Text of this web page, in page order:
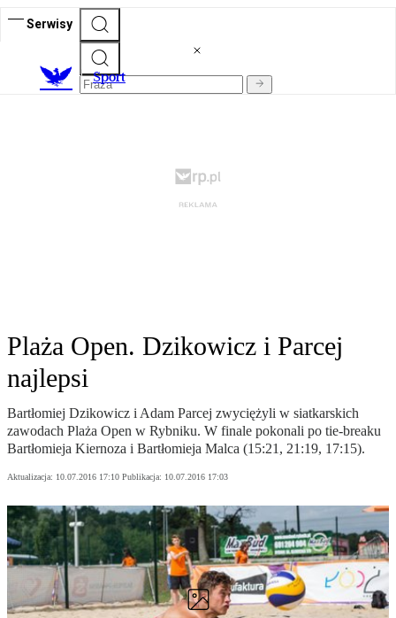
Serwisy
Sport
Plaża Open. Dzikowicz i Parcej
najlepsi
Bartłomiej Dzikowicz i Adam Parcej zwyciężyli w siatkarskich
zawodach Plaża Open w Rybniku. W finale pokonali po tie-breaku
Bartłomieja Kiernoza i Bartłomieja Malca (15:21, 21:19, 17:15).
Aktualizacja: 10.07.2016 17:10 Publikacja: 10.07.2016 17:03